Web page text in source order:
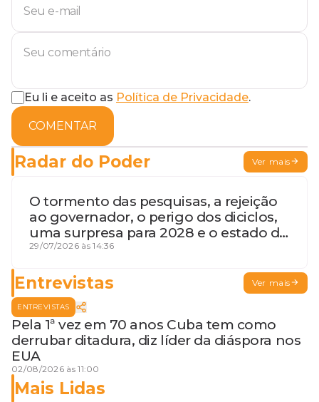
Eu li e aceito as Política de Privacidade.
COMENTAR
Radar do Poder Ver mais
O tormento das pesquisas, a rejeição
ao governador, o perigo dos diciclos,
uma surpresa para 2028 e o estado de
terceira guerra mundial
29/07/2026 às 14:36
Entrevistas Ver mais
ENTREVISTAS
Pela 1ª vez em 70 anos Cuba tem como
derrubar ditadura, diz líder da diáspora nos
EUA
02/08/2026 às 11:00
Mais Lidas